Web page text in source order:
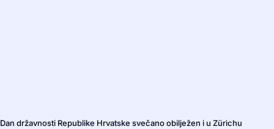
Dan državnosti Republike Hrvatske svečano obilježen i u Zürichu